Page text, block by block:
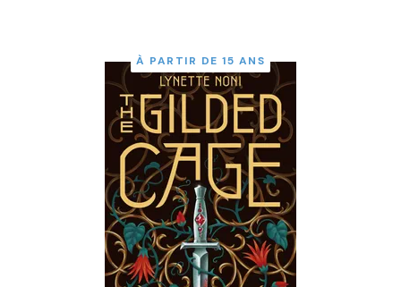
À PARTIR DE 15 ANS